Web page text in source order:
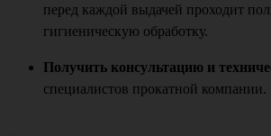
перед каждой выдачей проходит
гигиеническую обработку.
Получить консультацию и
специалистов прокатной компании.